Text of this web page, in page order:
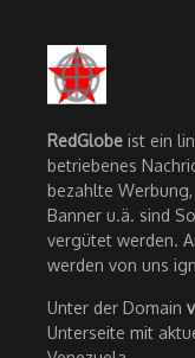
RedGlobe ist ein
betriebenes
bezahlte
Banner u.ä. sind
vergütet werden.
werden von uns
Unter der Domain
Unterseite mit